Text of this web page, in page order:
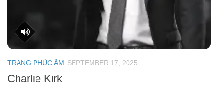
TRANG PHÚC ÂM SEPTEMBER 17, 2025
Charlie Kirk